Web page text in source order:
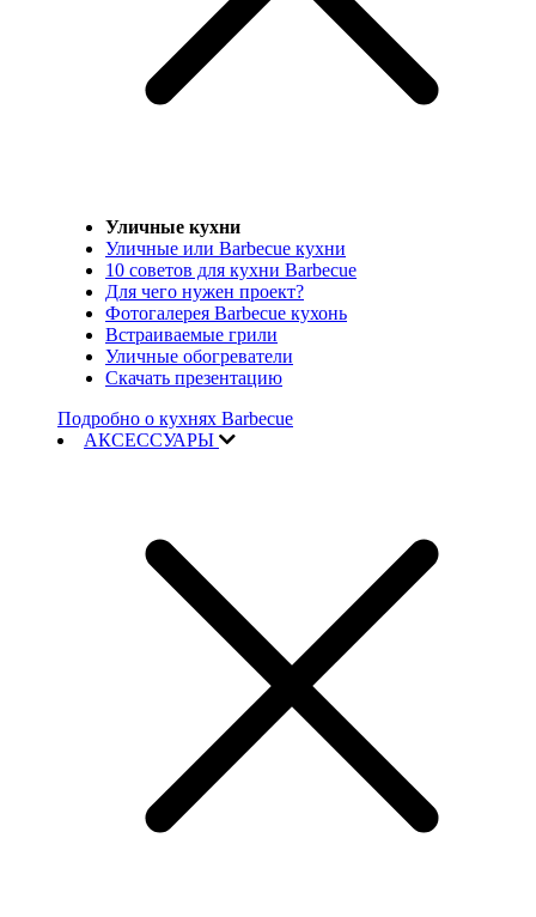
Уличные кухни
Уличные или Barbecue кухни
10 советов для кухни Barbecue
Для чего нужен проект?
Фотогалерея Barbecue кухонь
Встраиваемые грили
Уличные обогреватели
Скачать презентацию
Подробно о кухнях Barbecue
АКСЕССУАРЫ